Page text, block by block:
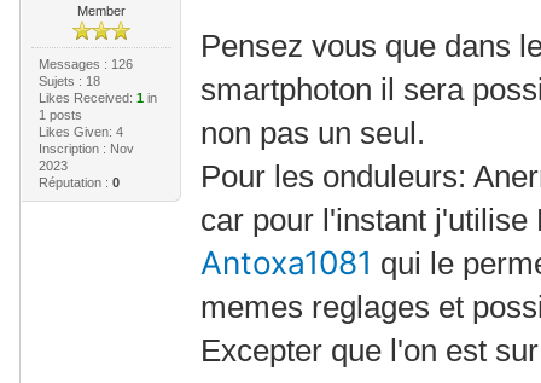
Member
Messages : 126
Sujets : 18
Likes Received: 1in
1 posts
Likes Given: 4
Inscription : Nov
2023
Réputation : 0
Pensez vous que dans
smartphoton il sera
non pas un seul.
Pour les onduleurs:
car pour l'instant
Antoxa1081 qui le
memes reglages et
Excepter que l'on est